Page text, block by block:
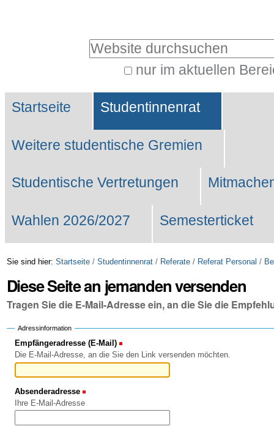
Website durchsuchen
nur im aktuellen
Suche…
Sektionen
Startseite Studentinnenrat
Weitere studentische Gremien
Studentische Vertretungen
Wahlen 2026/2027 Semesterticket
Sie sind hier: Startseite / Studentinnenrat / Referate / Referat Personal /
Diese Seite an jemanden versenden
Tragen Sie die E-Mail-Adresse ein, an die Sie die
Adressinformation
Empfängeradresse (E-Mail)
Die E-Mail-Adresse, an die Sie den Link versenden möchten.
Absenderadresse
Ihre E-Mail-Adresse